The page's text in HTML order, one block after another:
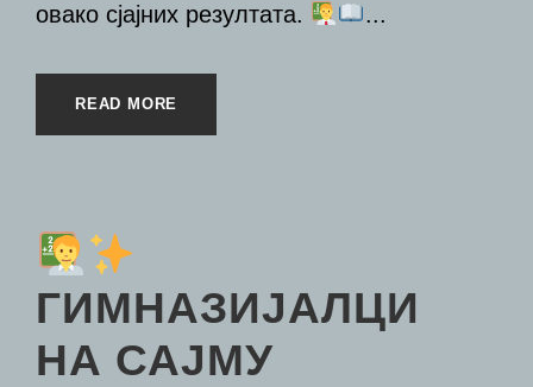
овако сјајних резултата.
...
READ MORE
ГИМНАЗИЈАЛЦИ
НА САЈМУ